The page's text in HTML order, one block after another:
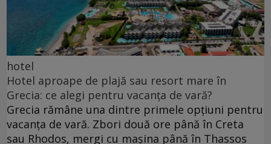
hotel
Hotel aproape de plajă sau resort mare în
Grecia: ce alegi pentru vacanța de vară?
Grecia rămâne una dintre primele opțiuni pentru
vacanța de vară. Zbori două ore până în Creta
sau Rhodos, mergi cu mașina până în Thassos